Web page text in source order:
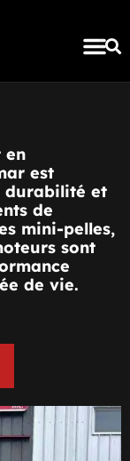
en
est
durabilité et
de
mini-pelles,
sont
de vie.